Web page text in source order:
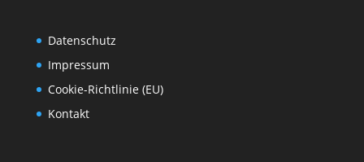
Datenschutz
Impressum
Cookie-Richtlinie (EU)
Kontakt